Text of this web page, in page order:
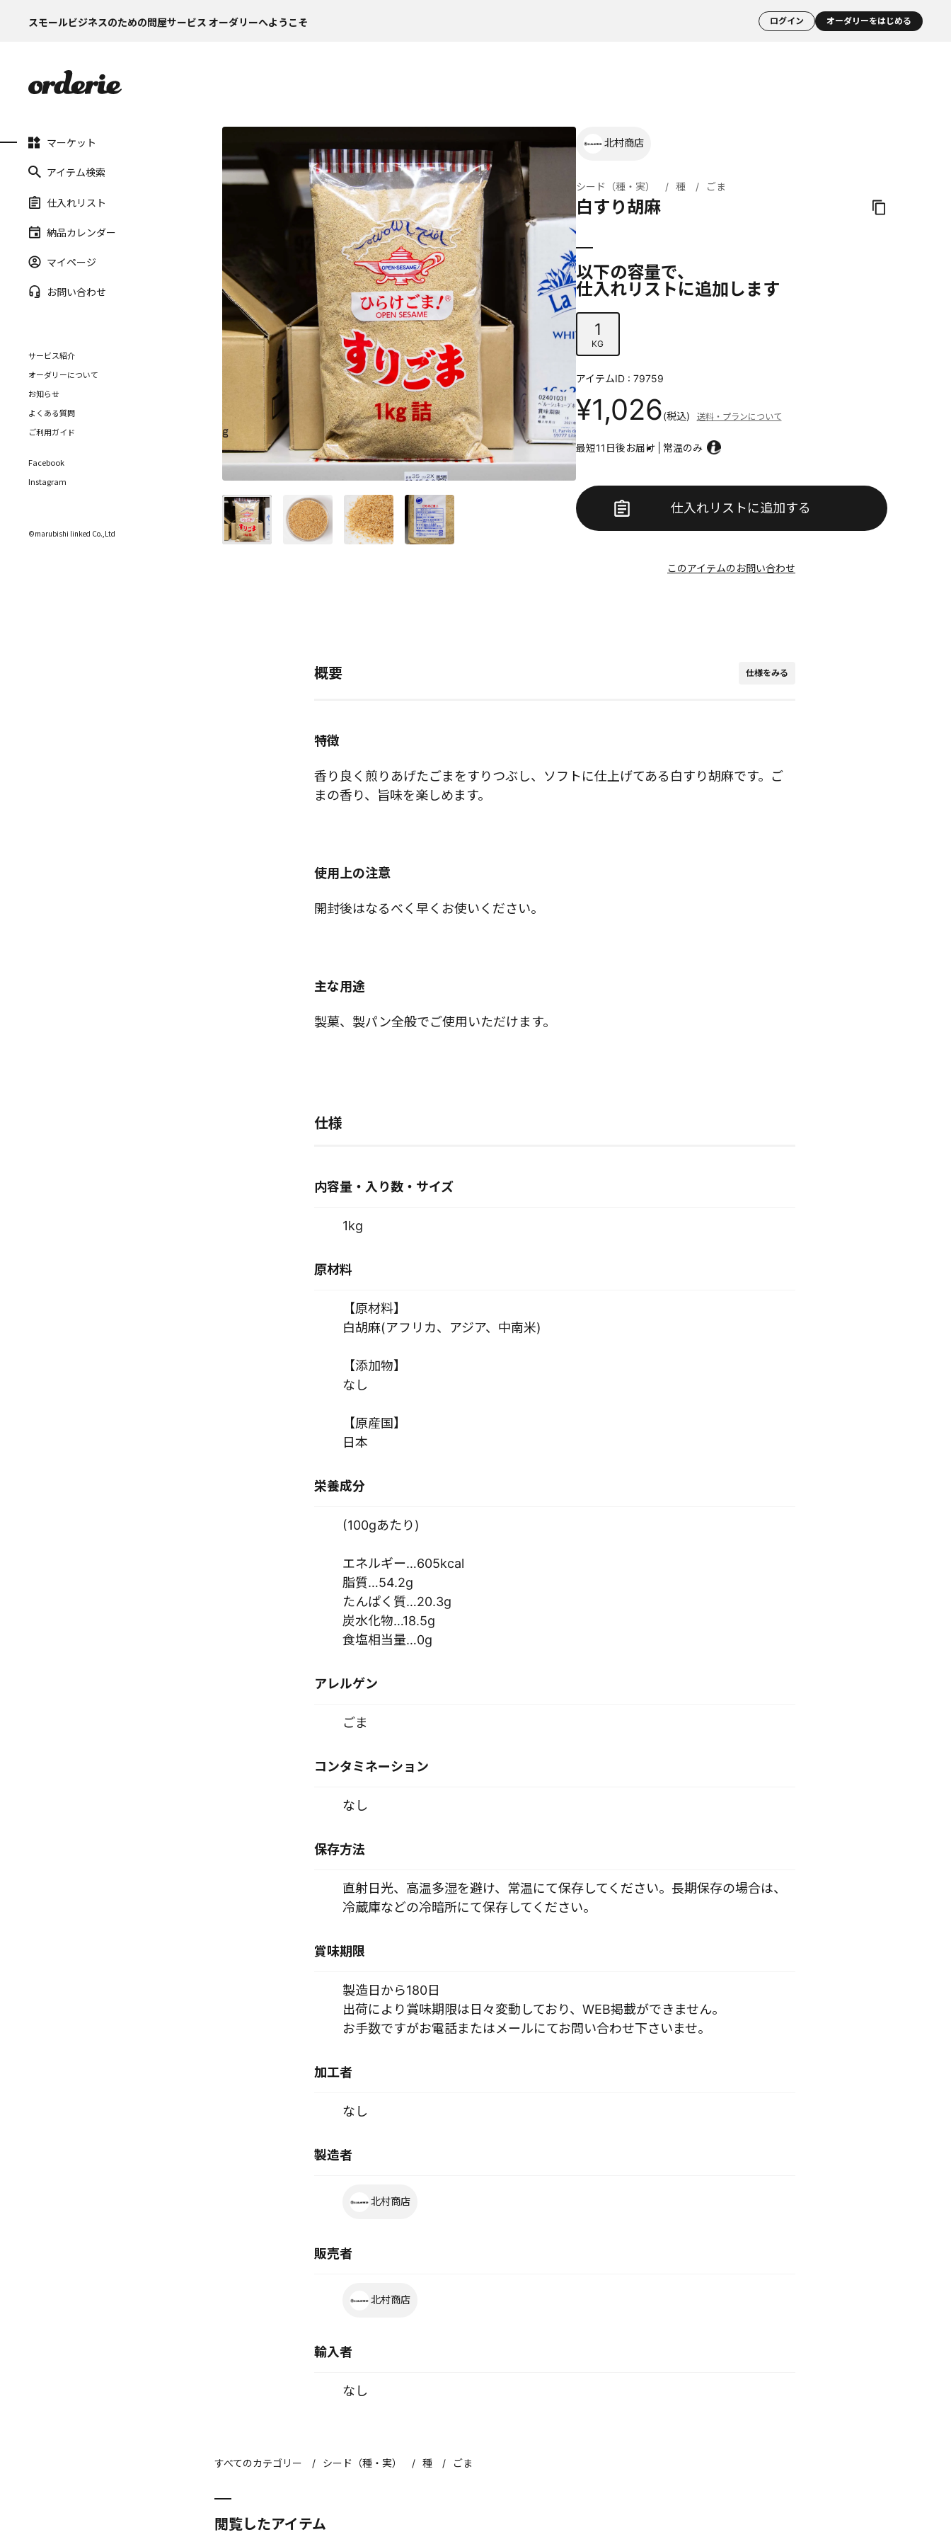
スモールビジネスのための問屋サービス オーダリーへようこそ ログイン オーダリーをはじめる
マーケット
アイテム検索
仕入れリスト
納品カレンダー
マイページ
お問い合わせ
サービス紹介
オーダリーについて
お知らせ
よくある質問
ご利用ガイド
Facebook
Instagram
©marubishi linked Co.,Ltd
北村商店
シード（種・実） 種 ごま
白すり胡麻
以下の容量で、
仕入れリストに追加します
1
KG
アイテムID : 79759
¥1,026(税込) 送料・プランについて
最短11日後お届け 常温のみ
仕入れリストに追加する
このアイテムのお問い合わせ
概要 仕様をみる
特徴
香り良く煎りあげたごまをすりつぶし、ソフトに仕上げてある白すり胡麻です。ご
まの香り、旨味を楽しめます。
使用上の注意
開封後はなるべく早くお使いください。
主な用途
製菓、製パン全般でご使用いただけます。
仕様
内容量・入り数・サイズ
1kg
原材料
【原材料】
白胡麻(アフリカ、アジア、中南米)
【添加物】
なし
【原産国】
日本
栄養成分
(100gあたり)
エネルギー…605kcal
脂質…54.2g
たんぱく質…20.3g
炭水化物…18.5g
食塩相当量…0g
アレルゲン
ごま
コンタミネーション
なし
保存方法
直射日光、高温多湿を避け、常温にて保存してください。長期保存の場合は、
冷蔵庫などの冷暗所にて保存してください。
賞味期限
製造日から180日
出荷により賞味期限は日々変動しており、WEB掲載ができません。
お手数ですがお電話またはメールにてお問い合わせ下さいませ。
加工者
なし
製造者
北村商店
販売者
北村商店
輸入者
なし
すべてのカテゴリー シード（種・実） 種 ごま
閲覧したアイテム